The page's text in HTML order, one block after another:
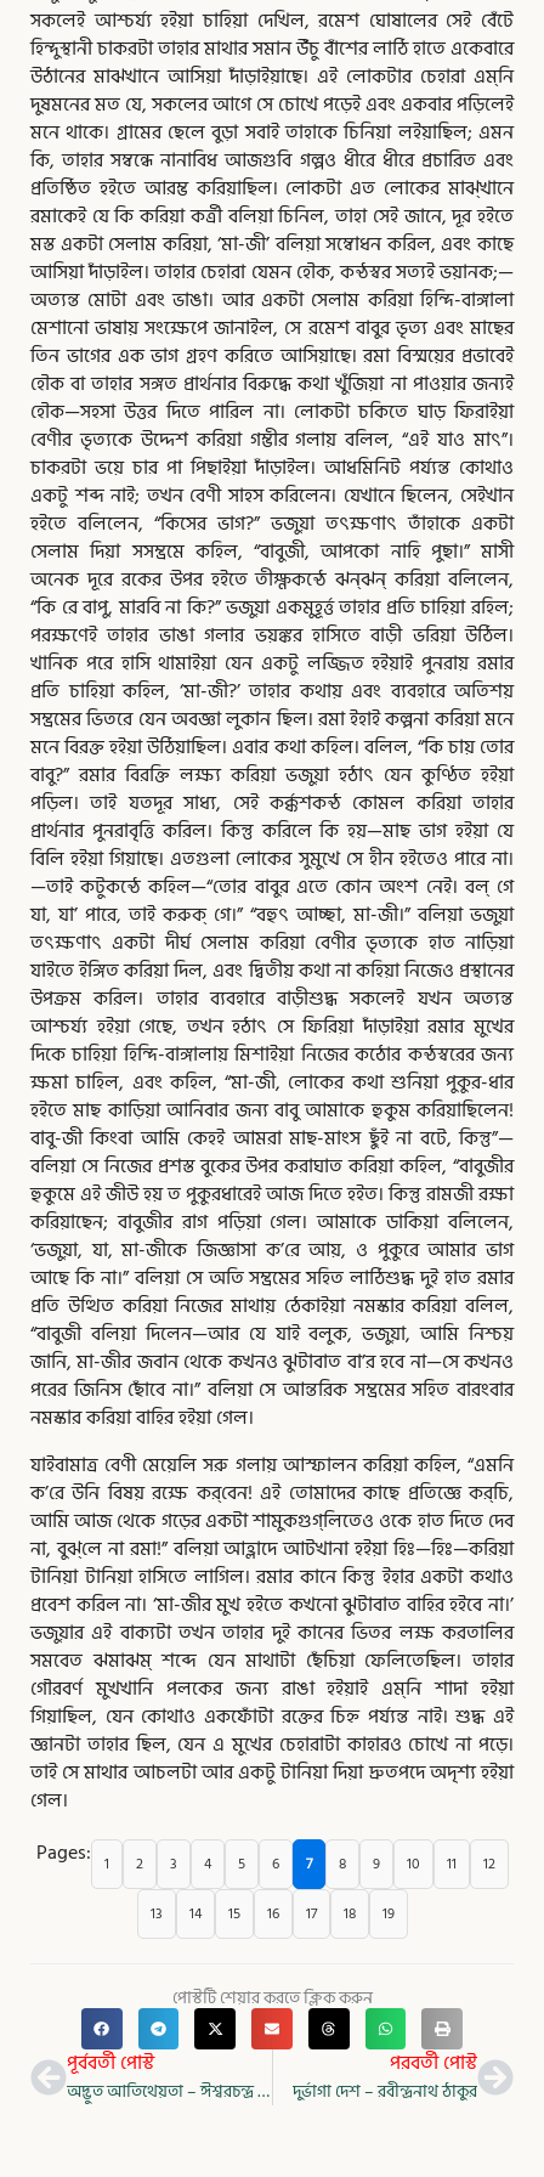
সকলেই আশ্চর্য্য হইয়া চাহিয়া দেখিল, রমেশ ঘোষালের সেই বেঁটে
হিন্দুস্থানী চাকরটা তাহার মাথার সমান উঁচু বাঁশের লাঠি হাতে একেবারে
উঠানের মাঝখানে আসিয়া দাঁড়াইয়াছে। এই লোকটার চেহারা এম্‌নি
দুষমনের মত যে, সকলের আগে সে চোখে পড়েই এবং একবার পড়িলেই
মনে থাকে। গ্রামের ছেলে বুড়া সবাই তাহাকে চিনিয়া লইয়াছিল; এমন
কি, তাহার সম্বন্ধে নানাবিধ আজগুবি গল্পও ধীরে ধীরে প্রচারিত এবং
প্রতিষ্ঠিত হইতে আরম্ভ করিয়াছিল। লোকটা এত লোকের মাঝ্‌খানে
রমাকেই যে কি করিয়া কর্ত্রী বলিয়া চিনিল, তাহা সেই জানে, দূর হইতে
মস্ত একটা সেলাম করিয়া, ‘মা-জী’ বলিয়া সম্বোধন করিল, এবং কাছে
আসিয়া দাঁড়াইল। তাহার চেহারা যেমন হৌক, কন্ঠস্বর সত্যই ভয়ানক;—
অত্যন্ত মোটা এবং ভাঙা। আর একটা সেলাম করিয়া হিন্দি-বাঙ্গালা
মেশানো ভাষায় সংক্ষেপে জানাইল, সে রমেশ বাবুর ভৃত্য এবং মাছের
তিন ভাগের এক ভাগ গ্রহণ করিতে আসিয়াছে। রমা বিস্ময়ের প্রভাবেই
হৌক বা তাহার সঙ্গত প্রার্থনার বিরুদ্ধে কথা খুঁজিয়া না পাওয়ার জন্যই
হৌক—সহসা উত্তর দিতে পারিল না। লোকটা চকিতে ঘাড় ফিরাইয়া
বেণীর ভৃত্যকে উদ্দেশ করিয়া গম্ভীর গলায় বলিল, “এই যাও মাৎ”।
চাকরটা ভয়ে চার পা পিছাইয়া দাঁড়াইল। আধমিনিট পর্য্যন্ত কোথাও
একটু শব্দ নাই; তখন বেণী সাহস করিলেন। যেখানে ছিলেন, সেইখান
হইতে বলিলেন, “কিসের ভাগ?” ভজুয়া তৎক্ষণাৎ তাঁহাকে একটা
সেলাম দিয়া সসম্ভ্রমে কহিল, “বাবুজী, আপকো নাহি পুছা।” মাসী
অনেক দূরে রকের উপর হইতে তীক্ষ্ণকন্ঠে ঝন্‌ঝন্ করিয়া বলিলেন,
“কি রে বাপু, মারবি না কি?” ভজুয়া একমুহূর্ত্ত তাহার প্রতি চাহিয়া রহিল;
পরক্ষণেই তাহার ভাঙা গলার ভয়ঙ্কর হাসিতে বাড়ী ভরিয়া উঠিল।
খানিক পরে হাসি থামাইয়া যেন একটু লজ্জিত হইয়াই পুনরায় রমার
প্রতি চাহিয়া কহিল, ‘মা-জী?’ তাহার কথায় এবং ব্যবহারে অতিশয়
সম্ভ্রমের ভিতরে যেন অবজ্ঞা লুকান ছিল। রমা ইহাই কল্পনা করিয়া মনে
মনে বিরক্ত হইয়া উঠিয়াছিল। এবার কথা কহিল। বলিল, “কি চায় তোর
বাবু?” রমার বিরক্তি লক্ষ্য করিয়া ভজুয়া হঠাৎ যেন কুণ্ঠিত হইয়া
পড়িল। তাই যতদূর সাধ্য, সেই কর্ক্কশকন্ঠ কোমল করিয়া তাহার
প্রার্থনার পুনরাবৃত্তি করিল। কিন্তু করিলে কি হয়—মাছ ভাগ হইয়া যে
বিলি হইয়া গিয়াছে। এতগুলা লোকের সুমুখে সে হীন হইতেও পারে না।
—তাই কটুকন্ঠে কহিল—“তোর বাবুর এতে কোন অংশ নেই। বল্‌ গে
যা, যা’ পারে, তাই করুক্‌ গে।” “বহুৎ আচ্ছা, মা-জী।” বলিয়া ভজুয়া
তৎক্ষণাৎ একটা দীর্ঘ সেলাম করিয়া বেণীর ভৃত্যকে হাত নাড়িয়া
যাইতে ইঙ্গিত করিয়া দিল, এবং দ্বিতীয় কথা না কহিয়া নিজেও প্রস্থানের
উপক্রম করিল। তাহার ব্যবহারে বাড়ীশুদ্ধ সকলেই যখন অত্যন্ত
আশ্চর্য্য হইয়া গেছে, তখন হঠাৎ সে ফিরিয়া দাঁড়াইয়া রমার মুখের
দিকে চাহিয়া হিন্দি-বাঙ্গালায় মিশাইয়া নিজের কঠোর কন্ঠস্বরের জন্য
ক্ষমা চাহিল, এবং কহিল, “মা-জী, লোকের কথা শুনিয়া পুকুর-ধার
হইতে মাছ কাড়িয়া আনিবার জন্য বাবু আমাকে হুকুম করিয়াছিলেন!
বাবু-জী কিংবা আমি কেহই আমরা মাছ-মাংস ছুঁই না বটে, কিন্তু”—
বলিয়া সে নিজের প্রশস্ত বুকের উপর করাঘাত করিয়া কহিল, “বাবুজীর
হুকুমে এই জীউ হয় ত পুকুরধারেই আজ দিতে হইত। কিন্তু রামজী রক্ষা
করিয়াছেন; বাবুজীর রাগ পড়িয়া গেল। আমাকে ডাকিয়া বলিলেন,
‘ভজুয়া, যা, মা-জীকে জিজ্ঞাসা ক’রে আয়, ও পুকুরে আমার ভাগ
আছে কি না।” বলিয়া সে অতি সম্ভ্রমের সহিত লাঠিশুদ্ধ দুই হাত রমার
প্রতি উত্থিত করিয়া নিজের মাথায় ঠেকাইয়া নমস্কার করিয়া বলিল,
“বাবুজী বলিয়া দিলেন—আর যে যাই বলুক, ভজুয়া, আমি নিশ্চয়
জানি, মা-জীর জবান থেকে কখনও ঝুটাবাত বা’র হবে না—সে কখনও
পরের জিনিস ছোঁবে না।” বলিয়া সে আন্তরিক সম্ভ্রমের সহিত বারংবার
নমস্কার করিয়া বাহির হইয়া গেল।
যাইবামাত্র বেণী মেয়েলি সরু গলায় আস্ফালন করিয়া কহিল, “এমনি
ক’রে উনি বিষয় রক্ষে কর্‌বেন! এই তোমাদের কাছে প্রতিজ্ঞে কর্‌চি,
আমি আজ থেকে গড়ের একটা শামুকগুগ্‌লিতেও ওকে হাত দিতে দেব
না, বুঝ্‌লে না রমা!” বলিয়া আহ্লাদে আটখানা হইয়া হিঃ—হিঃ—করিয়া
টানিয়া টানিয়া হাসিতে লাগিল। রমার কানে কিন্তু ইহার একটা কথাও
প্রবেশ করিল না। ‘মা-জীর মুখ হইতে কখনো ঝুটাবাত বাহির হইবে না।’
ভজুয়ার এই বাক্যটা তখন তাহার দুই কানের ভিতর লক্ষ করতালির
সমবেত ঝমাঝম্‌ শব্দে যেন মাথাটা ছেঁচিয়া ফেলিতেছিল। তাহার
গৌরবর্ণ মুখখানি পলকের জন্য রাঙা হইয়াই এম্‌নি শাদা হইয়া
গিয়াছিল, যেন কোথাও একফোঁটা রক্তের চিহ্ন পর্য্যন্ত নাই। শুদ্ধ এই
জ্ঞানটা তাহার ছিল, যেন এ মুখের চেহারাটা কাহারও চোখে না পড়ে।
তাই সে মাথার আচলটা আর একটু টানিয়া দিয়া দ্রুতপদে অদৃশ্য হইয়া
গেল।
Pages:
1 2 3 4 5 6 7 8 9 10 11 12
13 14 15 16 17 18 19
পোস্টটি শেয়ার করতে ক্লিক করুন
Prevপূর্ববর্তী পোস্ট
অদ্ভুত আতিথেয়তা – ঈশ্বরচন্দ্র বিদ্যাসাগর
পরবর্তী পোস্ট
দুর্ভাগা দেশ – রবীন্দ্রনাথ ঠাকুর